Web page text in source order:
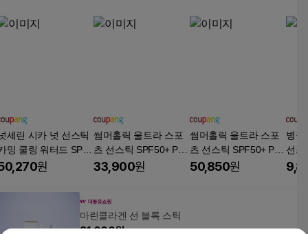
세린 시카 넛 선스틱
밍 쿨링 워터드 SPF
PA++++ 미백 주름
썬스틱, 20g, 4개
원
썸머홀릭 울트라 스포
츠 선스틱 SPF50+ PA+
+++, 19g, 2개
33,900원
썸머홀릭 울트라 스포
츠 선스틱 SPF50+ PA+
+++, 19g, 3개
50,850원
병풀
선스
송산
마린콜라겐 선 블록 스틱
31,000원